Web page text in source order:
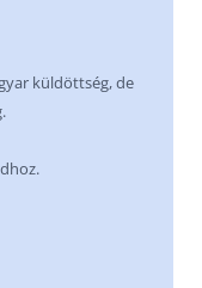
küldöttség, de